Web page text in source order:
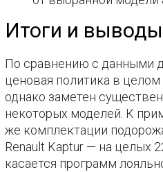
Итоги и выводы
По сравнению с данными
ценовая политика в целом
однако заметен
некоторых моделей. К
же комплектации
Renault Kaptur — на целых
касается программ